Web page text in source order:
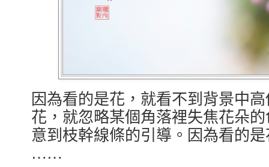
因為看的是花，就看不到背景中
花，就忽略某個角落裡失焦花朵
意到枝幹線條的引導。因為看的
……